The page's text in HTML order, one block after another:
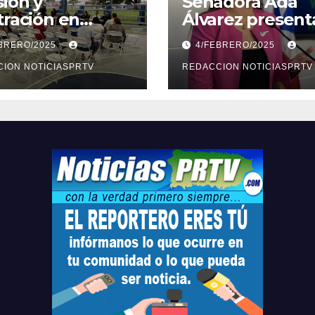
en
sobre
en
2025
NOTICIASPRTV
Álvarez
medidas ante la
violencia en el
noviazgo
4/FEBRERO/2025
REDACCION NOTICIASPRTV